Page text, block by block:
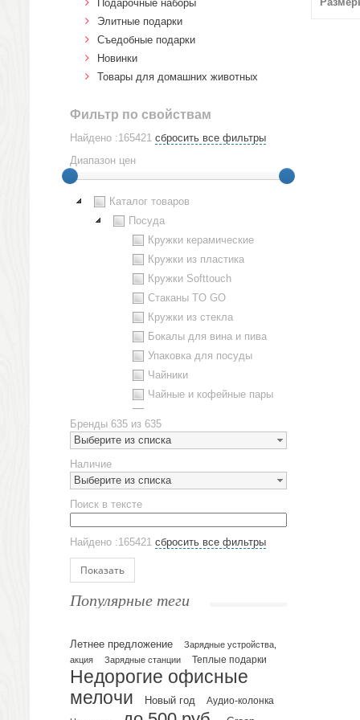
Подарочные наборы
Элитные подарки
Cъедобные подарки
Новинки
Товары для домашних животных
Фильтр по свойствам
Найдено :165421 сбросить все фильтры
Диапазон цен
Каталог товаров
Посуда
Кружки керамические
Кружки из пластика
Кружки Softtouch
Стаканы TO GO
Кружки из стекла
Бокалы для вина и пива
Упаковка для посуды
Чайники
Чайные и кофейные пары
Наборы посуды
Предметы сервировки
Стаканы
Эко кружки
ЕВРОПОСУДА
Аксессуары
Ежедневники и блокноты
Датированные ежедневники
Планинги и телефонные книжки
Планинги датированные
Планинги недатированные
Телефонные книжки
Бренды 635 из 635
Выберите из списка
Наличие
Выберите из списка
Поиск в тексте
Найдено :165421 сбросить все фильтры
Показать
Популярные теги
Летнее предложение
Зарядные устройства,
акция
Зарядные станции Теплые подарки
Недорогие офисные
мелочи
Новый год Аудио-колонка